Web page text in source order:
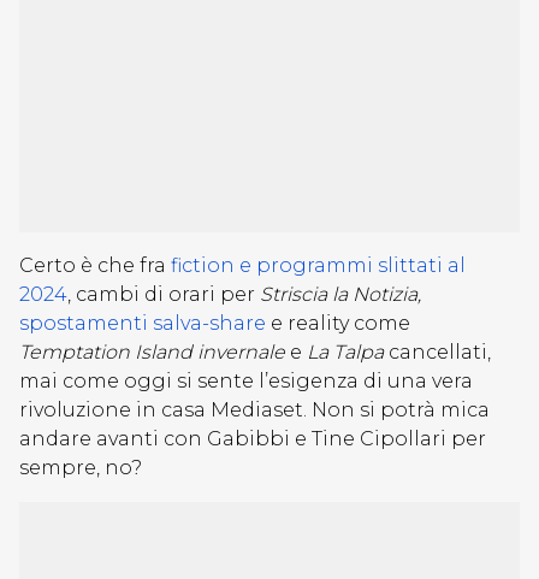
Certo è che fra fiction e programmi slittati al
2024, cambi di orari per Striscia la Notizia,
spostamenti salva-share e reality come
Temptation Island invernale e La Talpacancellati,
mai come oggi si sente l’esigenza di una vera
rivoluzione in casa Mediaset. Non si potrà mica
andare avanti con Gabibbi e Tine Cipollari per
sempre, no?